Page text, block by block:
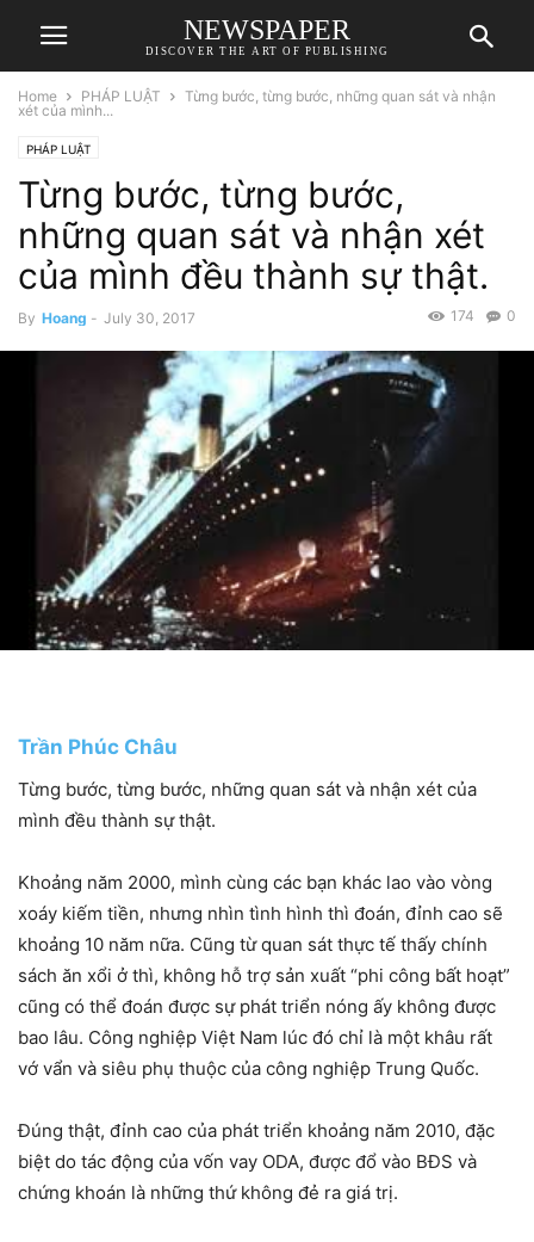
NEWSPAPER
DISCOVER THE ART OF PUBLISHING
Home PHÁP LUẬT
Từng bước, từng bước, những quan sát và nhận
xét của mình...
PHÁP LUẬT
Từng bước, từng bước,
những quan sát và nhận xét
của mình đều thành sự thật.
By Hoang - July 30, 2017 0
174
Trần Phúc Châu
Từng bước, từng bước, những quan sát và nhận xét của
mình đều thành sự thật.
Khoảng năm 2000, mình cùng các bạn khác lao vào vòng
xoáy kiếm tiền, nhưng nhìn tình hình thì đoán, đỉnh cao sẽ
khoảng 10 năm nữa. Cũng từ quan sát thực tế thấy chính
sách ăn xổi ở thì, không hỗ trợ sản xuất “phi công bất hoạt”
cũng có thể đoán được sự phát triển nóng ấy không được
bao lâu. Công nghiệp Việt Nam lúc đó chỉ là một khâu rất
vớ vẩn và siêu phụ thuộc của công nghiệp Trung Quốc.
Đúng thật, đỉnh cao của phát triển khoảng năm 2010, đặc
biệt do tác động của vốn vay ODA, được đổ vào BĐS và
chứng khoán là những thứ không đẻ ra giá trị.